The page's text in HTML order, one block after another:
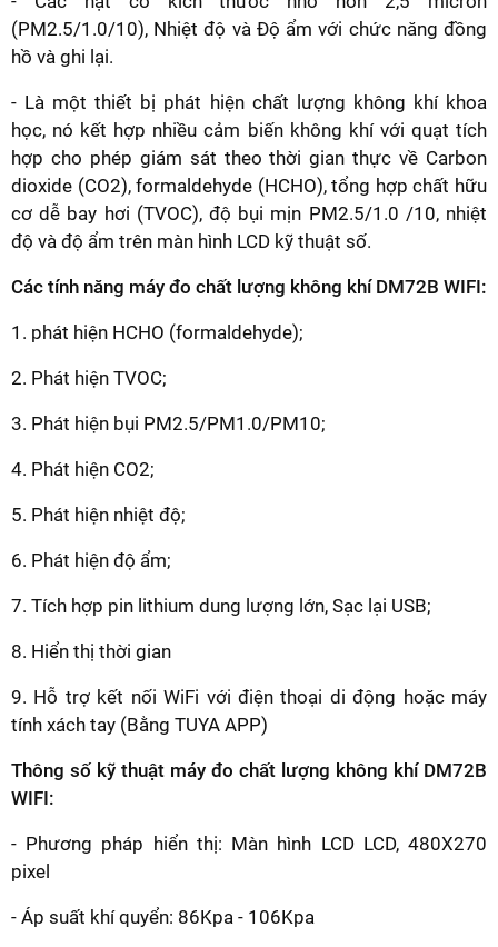
(PM2.5/1.0/10), Nhiệt độ và Độ ẩm với chức năng đồng
hồ và ghi lại.
- Là một thiết bị phát hiện chất lượng không khí khoa
học, nó kết hợp nhiều cảm biến không khí với quạt tích
hợp cho phép giám sát theo thời gian thực về Carbon
dioxide (CO2), formaldehyde (HCHO), tổng hợp chất hữu
cơ dễ bay hơi (TVOC), độ bụi mịn PM2.5/1.0 /10, nhiệt
độ và độ ẩm trên màn hình LCD kỹ thuật số.
Các tính năng máy đo chất lượng không khí DM72B WIFI:
1. phát hiện HCHO (formaldehyde);
2. Phát hiện TVOC;
3. Phát hiện bụi PM2.5/PM1.0/PM10;
4. Phát hiện CO2;
5. Phát hiện nhiệt độ;
6. Phát hiện độ ẩm;
7. Tích hợp pin lithium dung lượng lớn, Sạc lại USB;
8. Hiển thị thời gian
9. Hỗ trợ kết nối WiFi với điện thoại di động hoặc máy
tính xách tay (Bằng TUYA APP)
Thông số kỹ thuật máy đo chất lượng không khí DM72B
WIFI:
- Phương pháp hiển thị: Màn hình LCD LCD, 480X270
pixel
- Áp suất khí quyển: 86Kpa - 106Kpa